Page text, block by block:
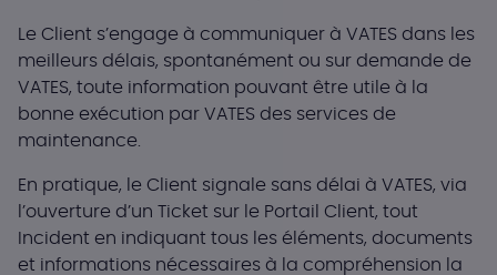
Le Client s’engage à communiquer à VATES dans les
meilleurs délais, spontanément ou sur demande de
VATES, toute information pouvant être utile à la
bonne exécution par VATES des services de
maintenance.
En pratique, le Client signale sans délai à VATES, via
l’ouverture d’un Ticket sur le Portail Client, tout
Incident en indiquant tous les éléments, documents
et informations nécessaires à la compréhension la